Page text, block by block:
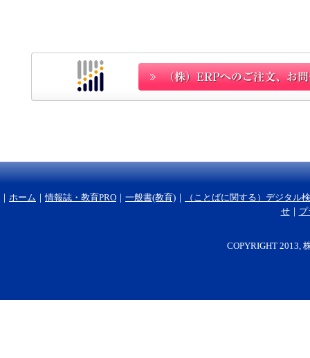
｜ ホーム ｜情報誌・教育PRO ｜ 一般書(教育) ｜
（ことばに関する）デジタル
せ｜
COPYRIGHT 2013,